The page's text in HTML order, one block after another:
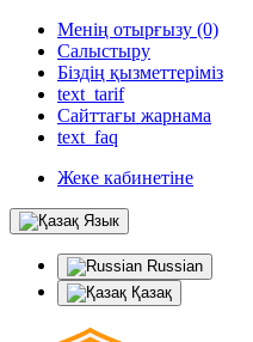
Менің отырғызу (0)
Салыстыру
Біздің қызметтеріміз
text_tarif
Сайттағы жарнама
text_faq
Жеке кабинетіне
Язык
Russian
Қазақ